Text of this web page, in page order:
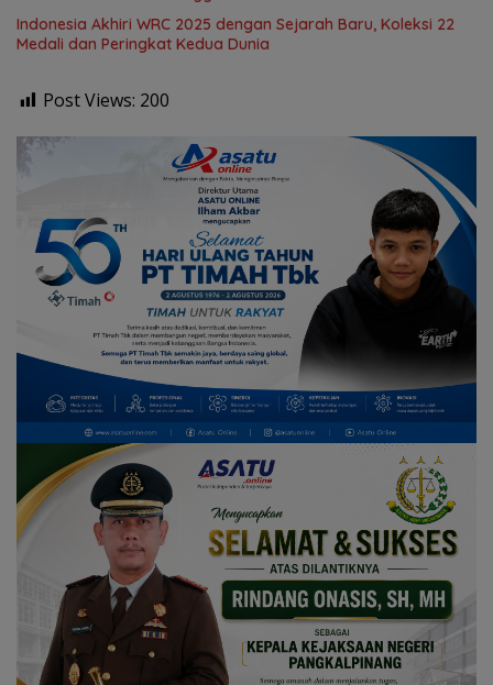
Indonesia Akhiri WRC 2025 dengan Sejarah Baru, Koleksi 22
Medali dan Peringkat Kedua Dunia
Post Views: 200